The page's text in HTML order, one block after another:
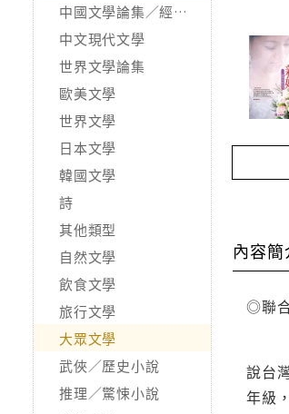
中國文學論集／經典作品
中文現代文學
世界文學論集
歐美文學
世界文學
日本文學
韓國文學
詩
其他類型
自然文學
飲食文學
旅行文學
大眾文學
武俠／歷史小說
推理／驚悚小說
內容簡
◎聯
說台
年級